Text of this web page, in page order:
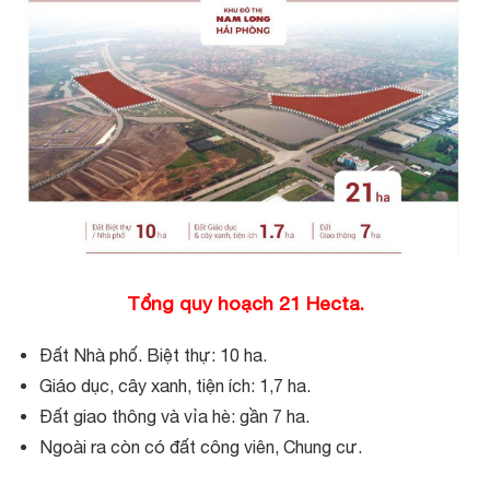
Tổng quy hoạch 21 Hecta.
Đất Nhà phố. Biệt thự: 10 ha.
Giáo dục, cây xanh, tiện ích: 1,7 ha.
Đất giao thông và vỉa hè: gần 7 ha.
Ngoài ra còn có đất công viên, Chung cư.